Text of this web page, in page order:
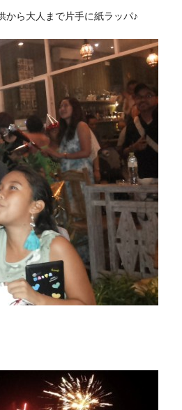
から大人まで片手に紙ラッパ♪